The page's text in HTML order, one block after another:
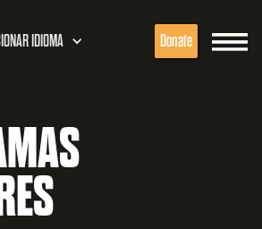
IDIOMA Donate